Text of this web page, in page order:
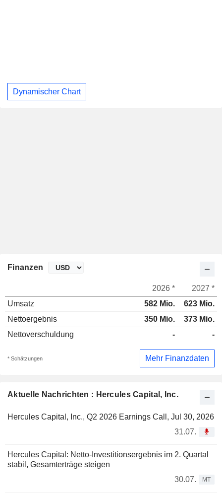
Dynamischer Chart
Aktuelle Nachrichten : Hercules Capital, Inc.
Hercules Capital, Inc., Q2 2026 Earnings Call, Jul 30, 2026
31.07.
Hercules Capital: Netto-Investitionsergebnis im 2. Quartal
stabil, Gesamterträge steigen
30.07.
MT
Finanzen
2026 *
2027 *
Umsatz
582 Mio.
623 Mio.
Nettoergebnis
350 Mio.
373 Mio.
Nettoverschuldung
- -
* Schätzungen Mehr Finanzdaten